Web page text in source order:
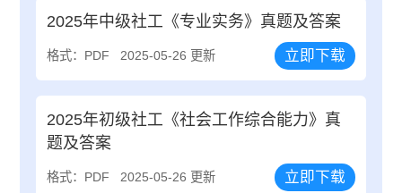
2025年中级社工《专业实务》真题及答案
格式：PDF 2025-05-26 更新 立即下载
2025年初级社工《社会工作综合能力》真
题及答案
格式：PDF 2025-05-26 更新 立即下载